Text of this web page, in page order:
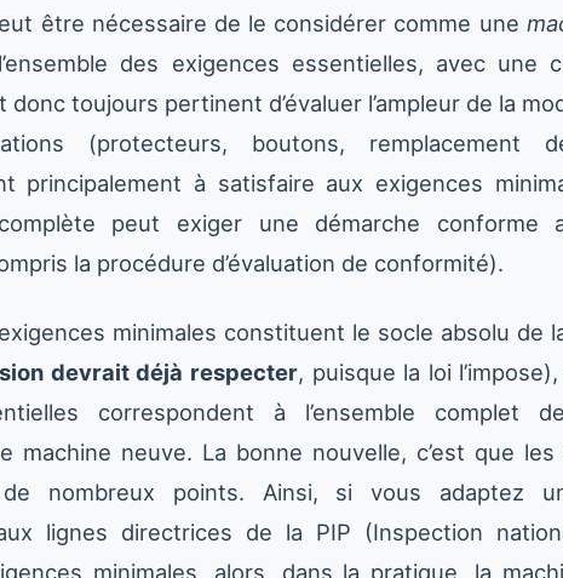
être nécessaire de le considérer comme une
des exigences essentielles, avec une
donc toujours pertinent d’évaluer l’ampleur de la
(protecteurs, boutons, remplacement
principalement à satisfaire aux exigences
peut exiger une démarche conforme
la procédure d’évaluation de conformité).
minimales constituent le socle absolu de
devrait déjà respecter, puisque la loi
correspondent à l’ensemble complet
machine neuve. La bonne nouvelle, c’est que
nombreux points. Ainsi, si vous adaptez
lignes directrices de la PIP (Inspection
minimales, alors, dans la pratique, la